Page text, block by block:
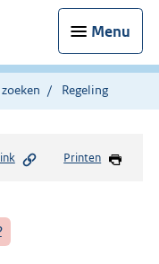
Menu
Regeling
Printen